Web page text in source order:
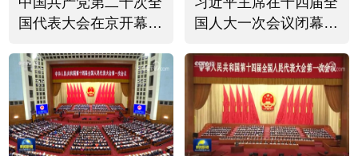
国代表大会在京开幕
央委员会向大会作报告
国人大一次会议闭幕会
发强烈反响